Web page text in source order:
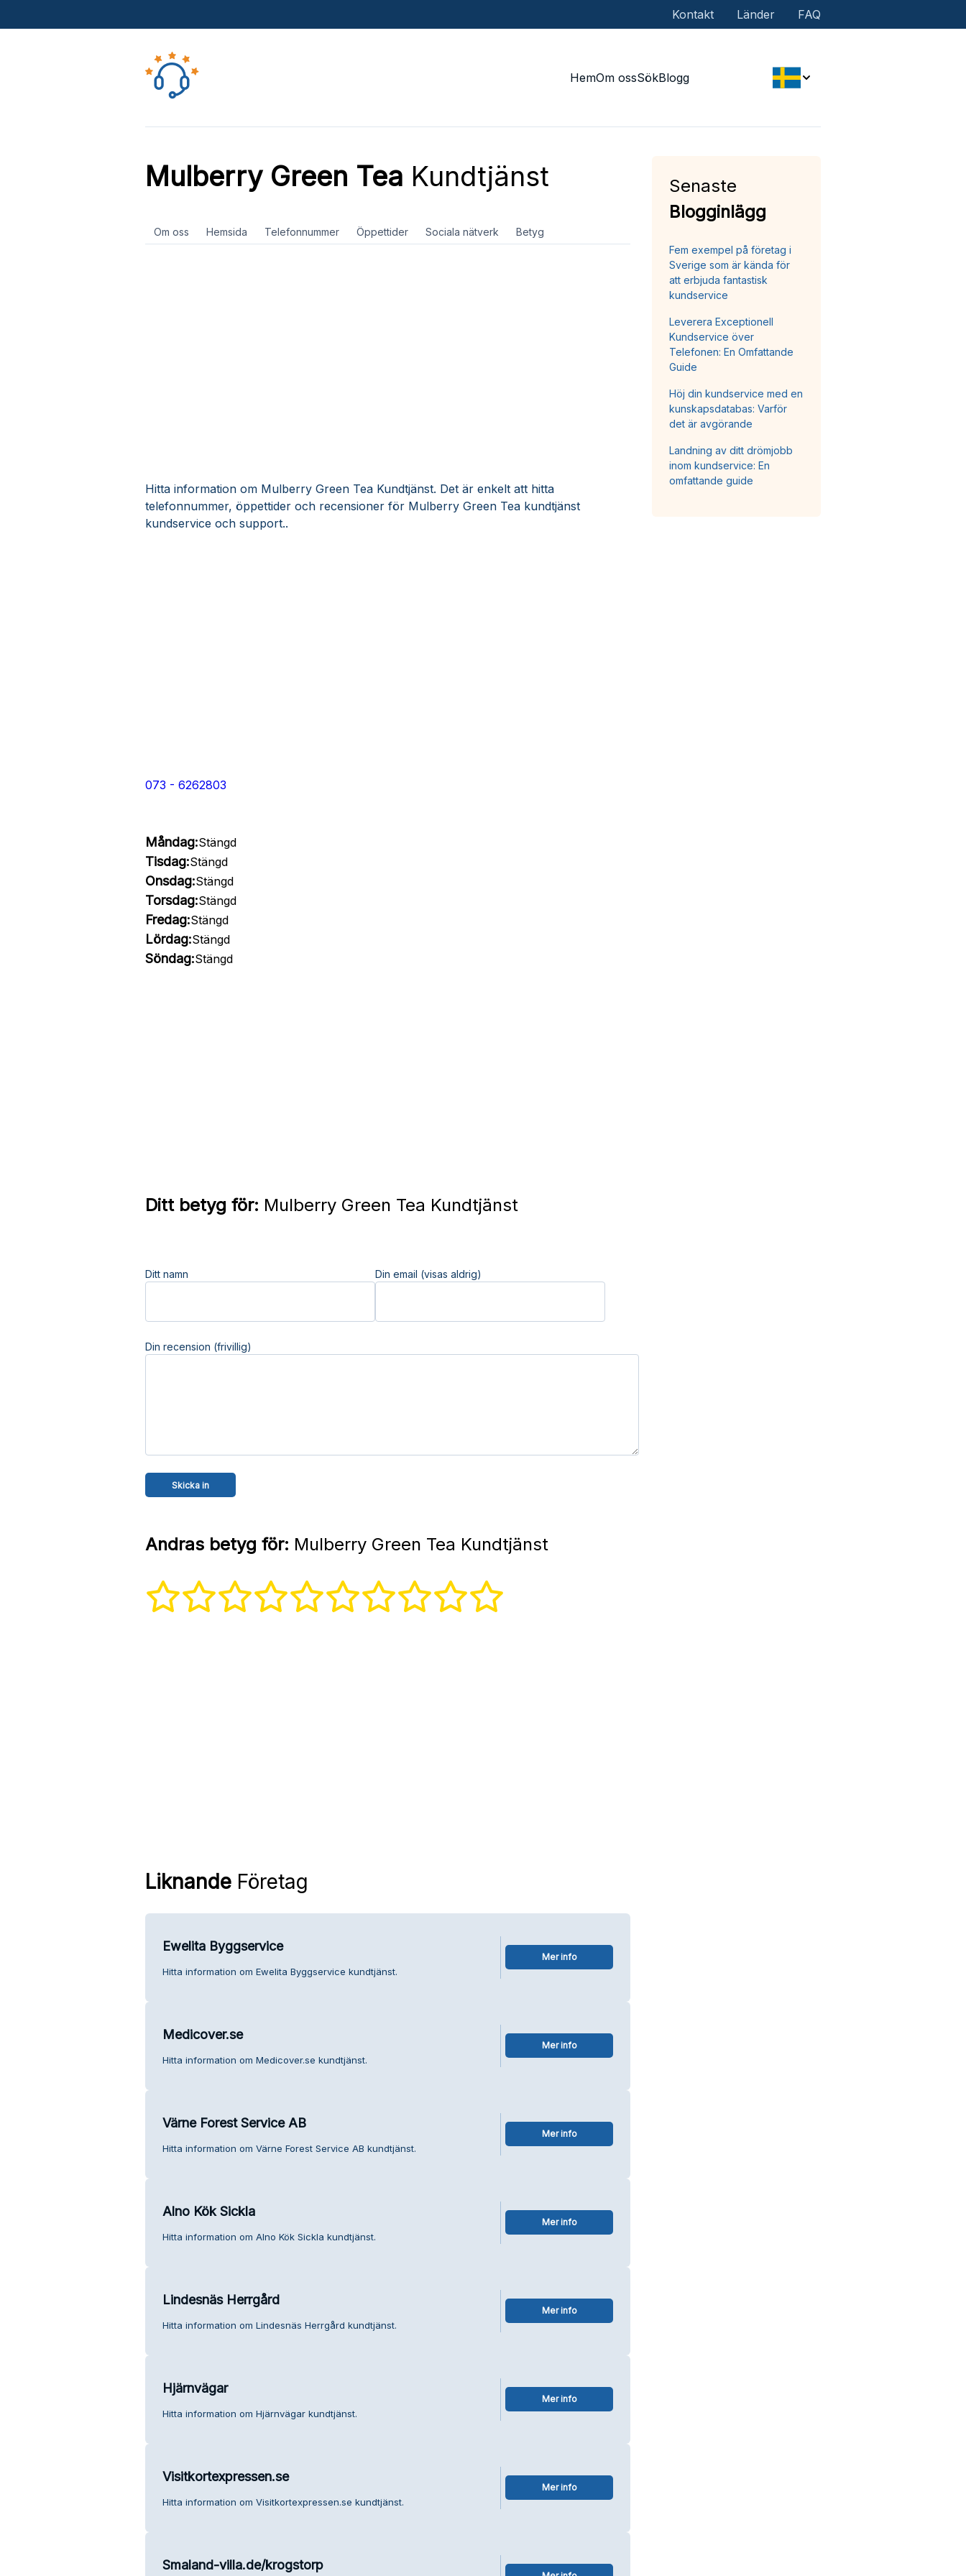
Kontakt Länder FAQ
HemOm ossSökBlogg
Mulberry Green Tea Kundtjänst
Om oss Hemsida Telefonnummer Öppettider Sociala nätverk Betyg
Hitta information om Mulberry Green Tea Kundtjänst. Det är enkelt att hitta
telefonnummer, öppettider och recensioner för Mulberry Green Tea kundtjänst
kundservice och support..
073 - 6262803
Måndag:Stängd
Tisdag:Stängd
Onsdag:Stängd
Torsdag:Stängd
Fredag:Stängd
Lördag:Stängd
Söndag:Stängd
Ditt betyg för: Mulberry Green Tea Kundtjänst
Ditt namn Din email (visas aldrig)
Din recension (frivillig)
Andras betyg för: Mulberry Green Tea Kundtjänst
LiknandeFöretag
Ewelita Byggservice
Hitta information om Ewelita Byggservice kundtjänst.
Mer info
Medicover.se
Hitta information om Medicover.se kundtjänst.
Mer info
Värne Forest Service AB
Hitta information om Värne Forest Service AB kundtjänst.
Mer info
Alno Kök Sickla
Hitta information om Alno Kök Sickla kundtjänst.
Mer info
Lindesnäs Herrgård
Hitta information om Lindesnäs Herrgård kundtjänst.
Mer info
Hjärnvägar
Hitta information om Hjärnvägar kundtjänst.
Mer info
Visitkortexpressen.se
Hitta information om Visitkortexpressen.se kundtjänst.
Mer info
Smaland-villa.de/krogstorp
Senaste
Blogginlägg
Fem exempel på företag i
Sverige som är kända för
att erbjuda fantastisk
kundservice
Leverera Exceptionell
Kundservice över
Telefonen: En Omfattande
Guide
Höj din kundservice med en
kunskapsdatabas: Varför
det är avgörande
Landning av ditt drömjobb
inom kundservice: En
omfattande guide